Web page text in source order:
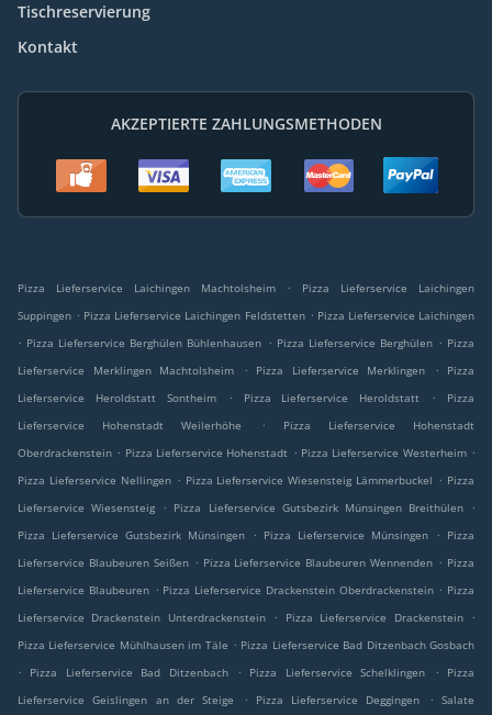
Tischreservierung
Kontakt
AKZEPTIERTE ZAHLUNGSMETHODEN
Pizza Lieferservice Laichingen Machtolsheim .
Pizza Lieferservice Laichingen
Suppingen . Pizza Lieferservice Laichingen Feldstetten . Pizza Lieferservice Laichingen
. Pizza Lieferservice Berghülen Bühlenhausen . Pizza Lieferservice Berghülen . Pizza
Lieferservice Merklingen Machtolsheim
. Pizza Lieferservice Merklingen .
Pizza
Lieferservice Heroldstatt Sontheim
. Pizza Lieferservice Heroldstatt .
Pizza
Lieferservice Hohenstadt Weilerhöhe
.
Pizza Lieferservice Hohenstadt
Oberdrackenstein . Pizza Lieferservice Hohenstadt . Pizza Lieferservice Westerheim .
Pizza Lieferservice Nellingen . Pizza Lieferservice Wiesensteig Lämmerbuckel . Pizza
Lieferservice Wiesensteig
. Pizza Lieferservice Gutsbezirk Münsingen Breithülen
.
Pizza Lieferservice Gutsbezirk Münsingen
. Pizza Lieferservice Münsingen . Pizza
Lieferservice Blaubeuren Seißen . Pizza Lieferservice Blaubeuren Wennenden . Pizza
Lieferservice Blaubeuren . Pizza Lieferservice Drackenstein Oberdrackenstein . Pizza
Lieferservice Drackenstein Unterdrackenstein
. Pizza Lieferservice Drackenstein
.
Pizza Lieferservice Mühlhausen im Täle . Pizza Lieferservice Bad Ditzenbach Gosbach
.
Pizza Lieferservice Bad Ditzenbach . Pizza Lieferservice Schelklingen .
Pizza
Lieferservice Geislingen an der Steige
. Pizza Lieferservice Deggingen . Salate